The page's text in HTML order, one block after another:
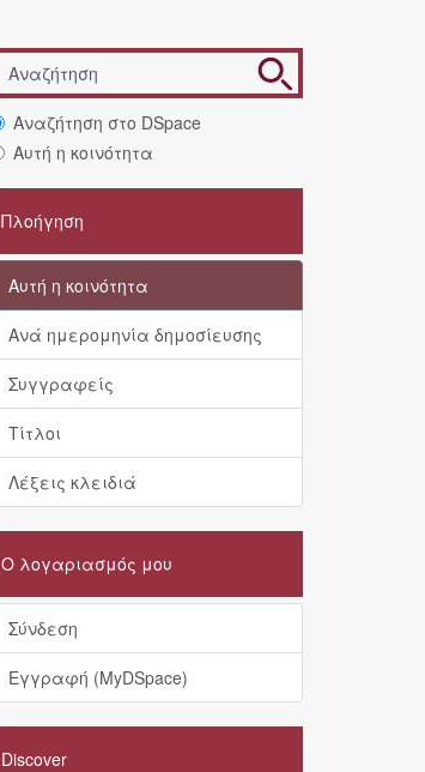
Αναζήτηση στο DSpace
Αυτή η κοινότητα
Πλοήγηση
Αυτή η κοινότητα
Ανά ημερομηνία δημοσίευσης
Συγγραφείς
Τίτλοι
Λέξεις κλειδιά
Ο λογαριασμός μου
Σύνδεση
Εγγραφή (MyDSpace)
Discover